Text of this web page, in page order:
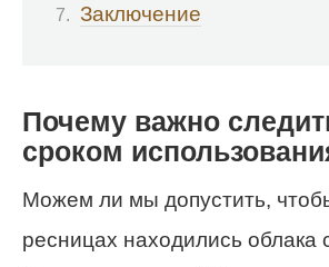
Заключение
Почему важно
сроком
Можем ли мы допустить,
ресницах находились облака